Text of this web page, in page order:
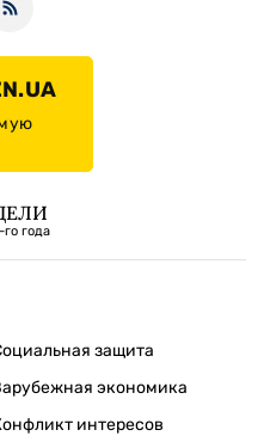
года
защита
экономика
интересов